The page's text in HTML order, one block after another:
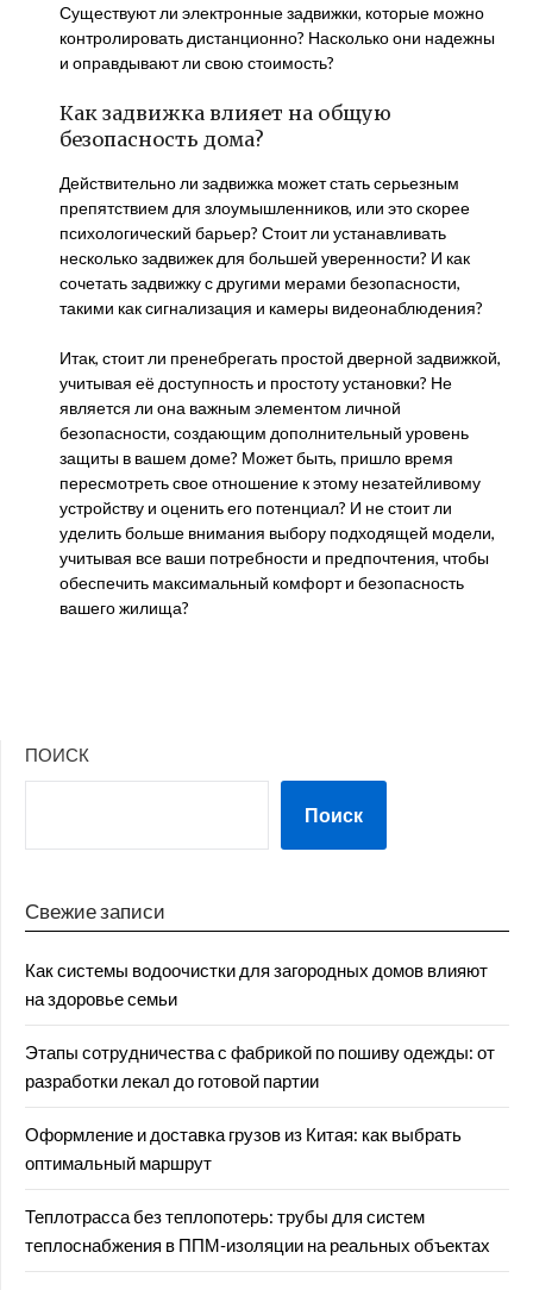
Существуют ли электронные задвижки, которые можно
контролировать дистанционно? Насколько они надежны
и оправдывают ли свою стоимость?
Как задвижка влияет на общую
безопасность дома?
Действительно ли задвижка может стать серьезным
препятствием для злоумышленников, или это скорее
психологический барьер? Стоит ли устанавливать
несколько задвижек для большей уверенности? И как
сочетать задвижку с другими мерами безопасности,
такими как сигнализация и камеры видеонаблюдения?
Итак, стоит ли пренебрегать простой дверной задвижкой,
учитывая её доступность и простоту установки? Не
является ли она важным элементом личной
безопасности, создающим дополнительный уровень
защиты в вашем доме? Может быть, пришло время
пересмотреть свое отношение к этому незатейливому
устройству и оценить его потенциал? И не стоит ли
уделить больше внимания выбору подходящей модели,
учитывая все ваши потребности и предпочтения, чтобы
обеспечить максимальный комфорт и безопасность
вашего жилища?
ПОИСК
Поиск
Свежие записи
Как системы водоочистки для загородных домов влияют
на здоровье семьи
Этапы сотрудничества с фабрикой по пошиву одежды: от
разработки лекал до готовой партии
Оформление и доставка грузов из Китая: как выбрать
оптимальный маршрут
Теплотрасса без теплопотерь: трубы для систем
теплоснабжения в ППМ‑изоляции на реальных объектах